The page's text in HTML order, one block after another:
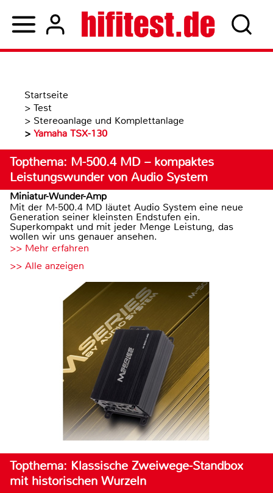
Startseite
> Test
> Stereoanlage und Komplettanlage
> Yamaha TSX-130
Topthema: M-500.4 MD – kompaktes
Leistungswunder von Audio System
Miniatur-Wunder-Amp
Mit der M-500.4 MD läutet Audio System eine neue
Generation seiner kleinsten Endstufen ein.
Superkompakt und mit jeder Menge Leistung, das
wollen wir uns genauer ansehen.
>> Mehr erfahren
>> Alle anzeigen
Topthema: Klassische Zweiwege-Standbox
mit historischen Wurzeln